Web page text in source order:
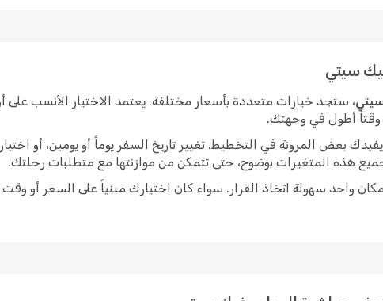
سيتي
، ستجد خيارات متعددة بأسعار مختلفة. يعتمد الاختيار الأنسب
وقتاً أطول في وجهتك.
بعض المرونة في التخطيط. تغيير تاريخ السفر يوماً أو يومين، أو
هذه المتغيرات بوضوح، حتى تتمكن من موازنتها مع متطلبات رحلتك.
واحد سهولة اتخاذ القرار. سواء كان اختيارك مبنياً على السعر أو